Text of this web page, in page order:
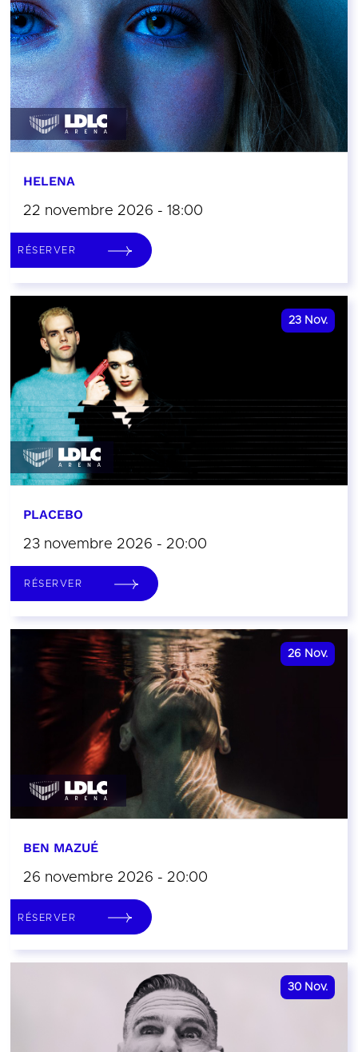
HELENA
22 novembre 2026 - 18:00
RÉSERVER
23 Nov.
PLACEBO
23 novembre 2026 - 20:00
RÉSERVER
26 Nov.
BEN MAZUÉ
26 novembre 2026 - 20:00
RÉSERVER
30 Nov.